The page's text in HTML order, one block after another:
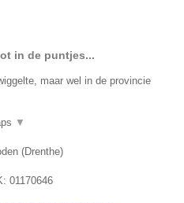
in de puntjes...
maar wel in de provincie
▼
(Drenthe)
01170646